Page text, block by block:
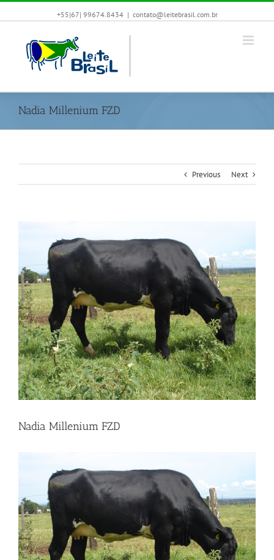
+55|67| 99674.8434 | contato@leitebrasil.com.br
Nadia Millenium FZD
Previous Next
Nadia Millenium FZD